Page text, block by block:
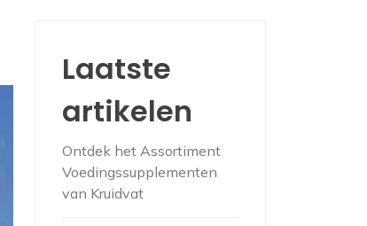
Laatste
artikelen
Ontdek het Assortiment
Voedingssupplementen
van Kruidvat